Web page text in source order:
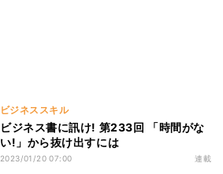
ビジネススキル
ビジネス書に訊け! 第233回 「時間がな
い!」から抜け出すには
2023/01/20 07:00 連載